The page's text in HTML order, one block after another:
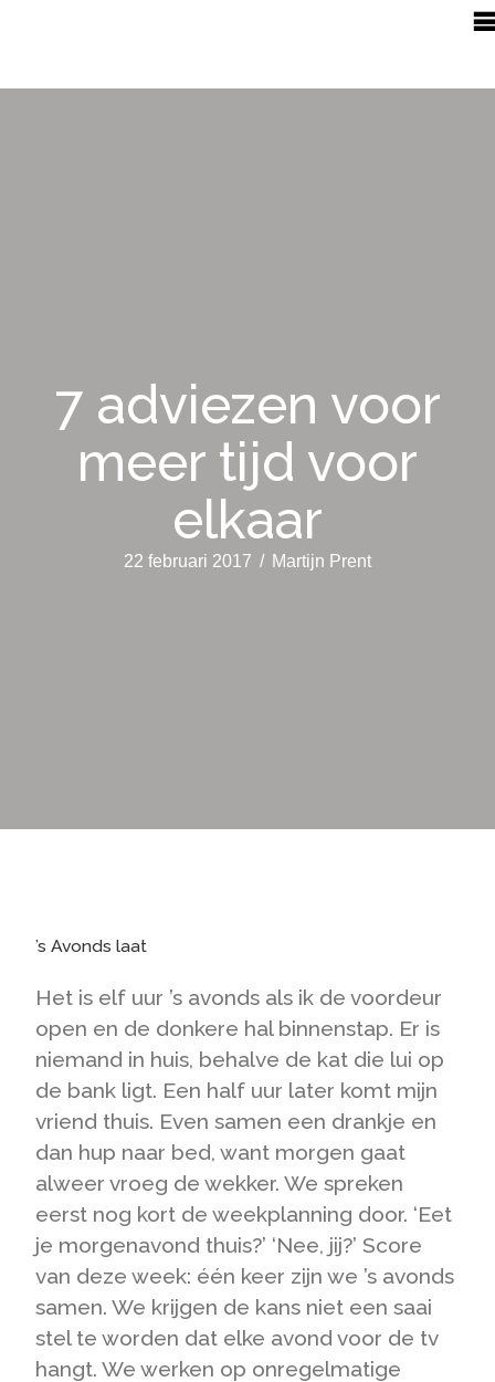
7 adviezen voor
meer tijd voor
elkaar
22 februari 2017 / Martijn Prent
’s Avonds laat
Het is elf uur ’s avonds als ik de voordeur
open en de donkere hal binnenstap. Er is
niemand in huis, behalve de kat die lui op
de bank ligt. Een half uur later komt mijn
vriend thuis. Even samen een drankje en
dan hup naar bed, want morgen gaat
alweer vroeg de wekker. We spreken
eerst nog kort de weekplanning door. ‘Eet
je morgenavond thuis?’ ‘Nee, jij?’ Score
van deze week: één keer zijn we ’s avonds
samen. We krijgen de kans niet een saai
stel te worden dat elke avond voor de tv
hangt. We werken op onregelmatige